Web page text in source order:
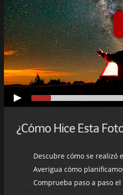
Descubre cómo se realizó esta
Averigua cómo planificamos
Comprueba paso a paso